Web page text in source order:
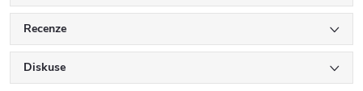
Recenze
Diskuse